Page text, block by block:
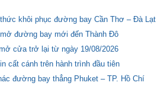
khôi phục đường bay Cần Thơ – Đà Lạt
đường bay mới đến Thành Đô
cửa trở lại từ ngày 19/08/2026
cất cánh trên hành trình đầu tiên
đường bay thẳng Phuket – TP. Hồ Chí